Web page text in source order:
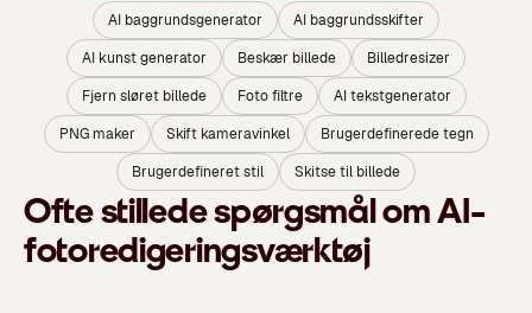
AI baggrundsgenerator
AI baggrundsskifter
AI kunst generator
Beskær billede
Billedresizer
Fjern sløret billede
Foto filtre
AI tekstgenerator
PNG maker
Skift kameravinkel
Brugerdefinerede tegn
Brugerdefineret stil
Skitse til billede
Ofte stillede spørgsmål om AI-
fotoredigeringsværktøj